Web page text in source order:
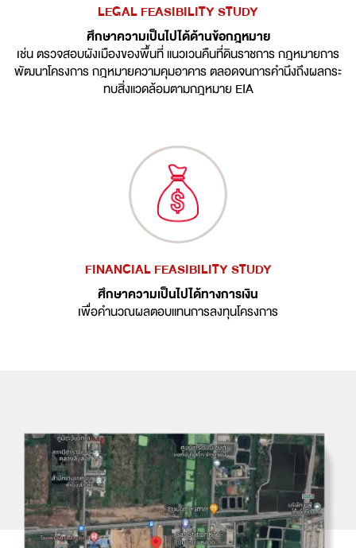
LEGAL FEASIBILITY STUDY
ศึกษาความเป็นไปได้ด้านข้อกฎหมาย
เช่น ตรวจสอบผังเมืองของพื้นที่ แนวเวนคืนที่ดินราชการ กฎหมายการ
พัฒนาโครงการ กฎหมายความคุมอาคาร ตลอดจนการคำนึงถึงผลกระ
ทบสิ่งแวดล้อมตามกฎหมาย EIA
FINANCIAL FEASIBILITY STUDY
ศึกษาความเป็นไปได้ทางการเงิน
เพื่อคำนวณผลตอบแทนการลงทุนโครงการ